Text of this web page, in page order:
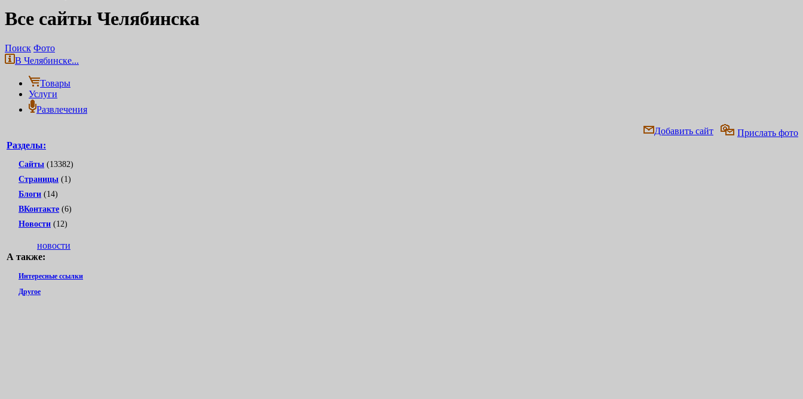
Все сайты Челябинска
Поиск Фото
В Челябинске...
Товары
Услуги
Развлечения
Прислать фото
Добавить сайт
Разделы:
Сайты (13382)
Страницы (1)
Блоги (14)
ВКонтакте (6)
Новости (12)
новости
А также:
Интересные ссылки
Другое